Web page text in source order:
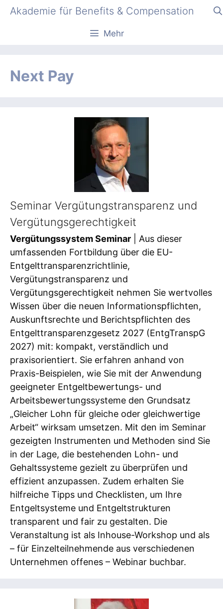
ZumAkademie für Benefits & Compensation
Mehr
Next Pay
Seminar Vergütungstransparenz und
Vergütungsgerechtigkeit
Vergütungssystem Seminar | Aus dieser
umfassenden Fortbildung über die EU-
Entgelttransparenzrichtlinie,
Vergütungstransparenz und
Vergütungsgerechtigkeit nehmen Sie wertvolles
Wissen über die neuen Informationspflichten,
Auskunftsrechte und Berichtspflichten des
Entgelttransparenzgesetz 2027 (EntgTranspG
2027) mit: kompakt, verständlich und
praxisorientiert. Sie erfahren anhand von
Praxis-Beispielen, wie Sie mit der Anwendung
geeigneter Entgeltbewertungs- und
Arbeitsbewertungssysteme den Grundsatz
„Gleicher Lohn für gleiche oder gleichwertige
Arbeit“ wirksam umsetzen. Mit den im Seminar
gezeigten Instrumenten und Methoden sind Sie
in der Lage, die bestehenden Lohn- und
Gehaltssysteme gezielt zu überprüfen und
effizient anzupassen. Zudem erhalten Sie
hilfreiche Tipps und Checklisten, um Ihre
Entgeltsysteme und Entgeltstrukturen
transparent und fair zu gestalten. Die
Veranstaltung ist als Inhouse-Workshop und als
– für Einzelteilnehmende aus verschiedenen
Unternehmen offenes – Webinar buchbar.